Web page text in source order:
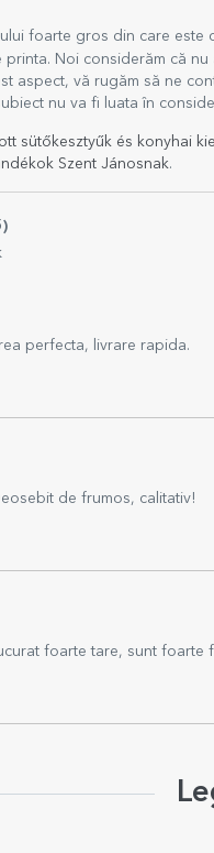
foarte gros din care
Noi considerăm că
aspect, vă rugăm să ne
nu va fi luata în
sütőkesztyűk és konyhai
Szent Jánosnak.
)
perfecta, livrare rapida.
de frumos, calitativ!
foarte tare, sunt foarte